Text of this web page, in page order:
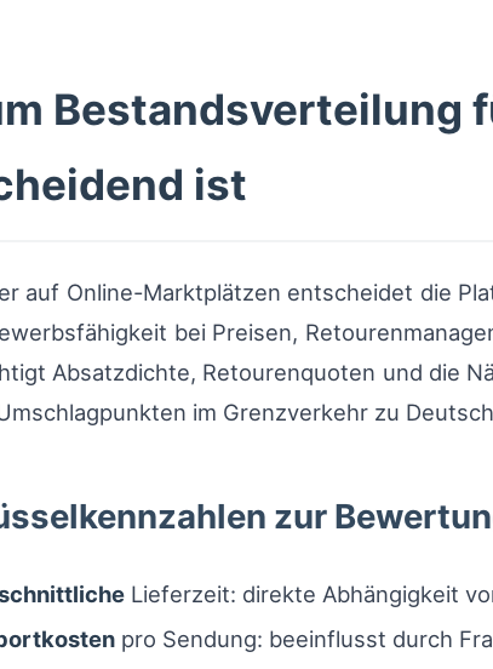
Bestandsverteilung
ist
auf Online-Marktplätzen entscheidet die
bei Preisen,
Absatzdichte, Retourenquoten und die
im Grenzverkehr zu
zur
Lieferzeit: direkte Abhängigkeit
pro Sendung: beeinflusst durch